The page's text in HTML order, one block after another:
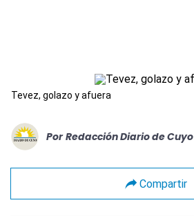
Tevez, golazo y afuera
Por Redacción Diario de Cuyo
Compartir